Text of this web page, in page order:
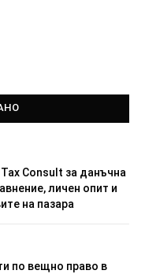
Consult за данъчна
личен опит и
на пазара
по вещно право в